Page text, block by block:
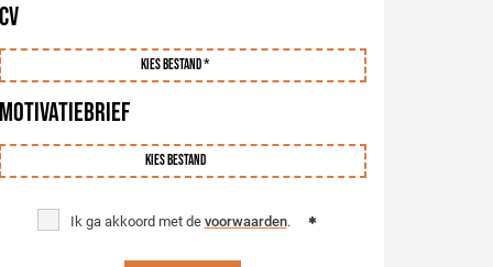
CV
Kies bestand *
MOTIVATIEBRIEF
Kies bestand
Ik ga akkoord met de voorwaarden.